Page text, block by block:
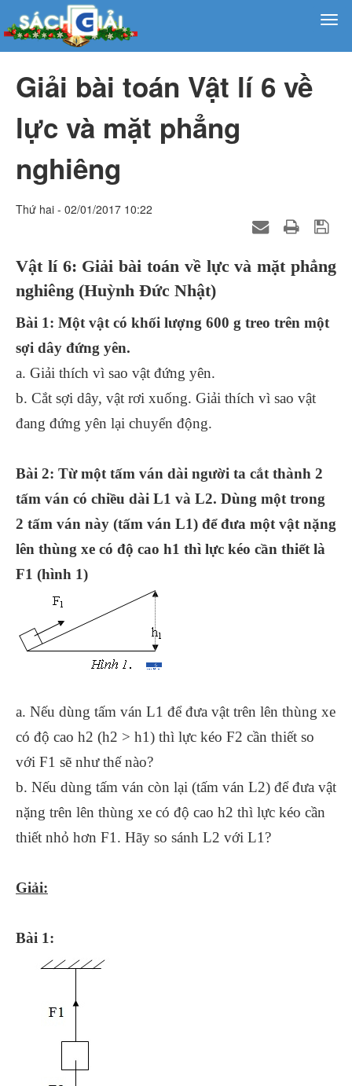
Giải bài toán Vật lí 6 về
lực và mặt phẳng
nghiêng
Thứ hai - 02/01/2017 10:22
Vật lí 6: Giải bài toán về lực và mặt phẳng
nghiêng (Huỳnh Đức Nhật)
Bài 1: Một vật có khối lượng 600 g treo trên một
sợi dây đứng yên.
a. Giải thích vì sao vật đứng yên.
b. Cắt sợi dây, vật rơi xuống. Giải thích vì sao vật
đang đứng yên lại chuyển động.
Bài 2: Từ một tấm ván dài người ta cắt thành 2
tấm ván có chiều dài L1 và L2. Dùng một trong
2 tấm ván này (tấm ván L1) để đưa một vật nặng
lên thùng xe có độ cao h1 thì lực kéo cần thiết là
F1 (hình 1)
a. Nếu dùng tấm ván L1 để đưa vật trên lên thùng xe
có độ cao h2 (h2 > h1) thì lực kéo F2 cần thiết so
với F1 sẽ như thế nào?
b. Nếu dùng tấm ván còn lại (tấm ván L2) để đưa vật
nặng trên lên thùng xe có độ cao h2 thì lực kéo cần
thiết nhỏ hơn F1. Hãy so sánh L2 với L1?
Giải:
Bài 1: